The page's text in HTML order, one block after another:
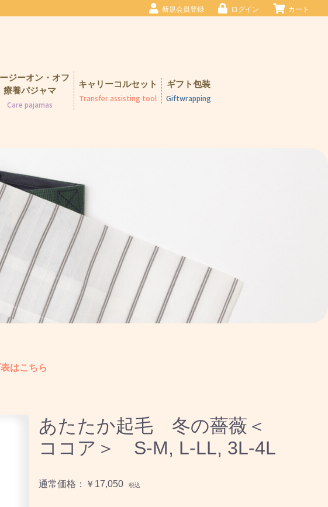
新規会員登録 ログイン カート
ジーオン・オフ
療養パジャマ
Care pajamas
キャリーコルセット
Transfer assisting tool
ギフト包装
Giftwrapping
はこちら
あたたか起毛 冬の薔薇＜
ココア＞ S-M, L-LL, 3L-4L
通常価格： ￥17,050 税込